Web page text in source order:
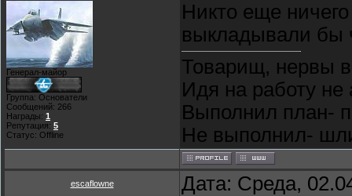
Генерал-майор
Группа: Основатели
Сообщений: 266
Награды: 1
Репутация: 5
Статус: Offline
Никто еще
выкладывали бы
Товарищ, нервы
Идя на работу не
Выполнил план-
Не выполнил-
escaflowne Дата: Среда,